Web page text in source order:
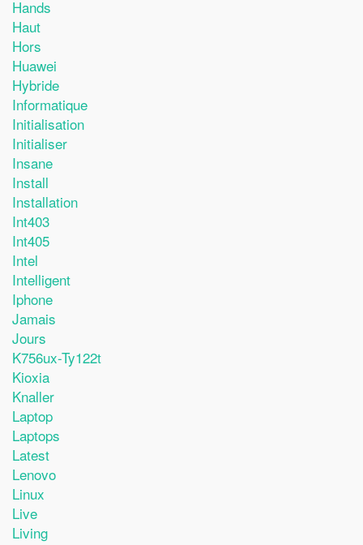
Hands
Haut
Hors
Huawei
Hybride
Informatique
Initialisation
Initialiser
Insane
Install
Installation
Int403
Int405
Intel
Intelligent
Iphone
Jamais
Jours
K756ux-Ty122t
Kioxia
Knaller
Laptop
Laptops
Latest
Lenovo
Linux
Live
Living